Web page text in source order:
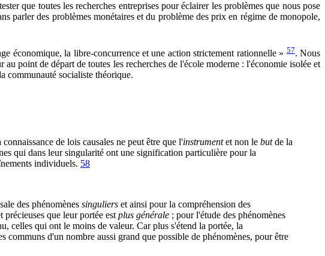
que toutes les recherches entreprises pour éclairer les problèmes que nous pose
parler des problèmes monétaires et du problème des prix en régime de monopole,
économique, la libre-concurrence et une action strictement rationnelle »57. Nous
point de départ de toutes les recherches de l'école moderne : l'économie isolée et
communauté socialiste théorique.
de lois causales ne peut être que l'instrumentet non le butde la
qui dans leur singularité ont une signification particulière pour la
individuels. 58
des phénomènes singuliers et ainsi pour la compréhension des
que leur portée estplus générale ; pour l'étude des phénomènes
celles qui ont le moins de valeur. Car plus s'étend la portée, la
communs d'un nombre aussi grand que possible de phénomènes, pour être